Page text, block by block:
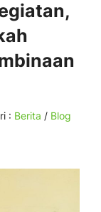
: Berita / Blog